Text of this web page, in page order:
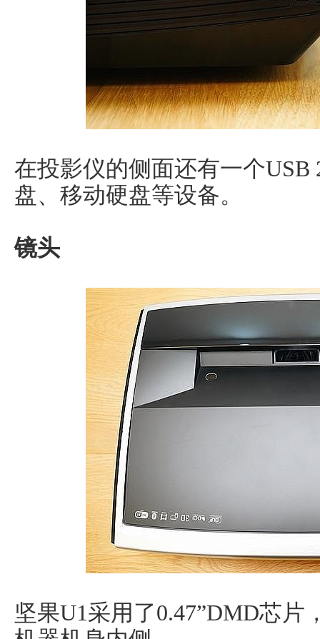
在投影仪的侧面还有一个USB
盘、移动硬盘等设备。
镜头
坚果U1采用了0.47”DMD芯